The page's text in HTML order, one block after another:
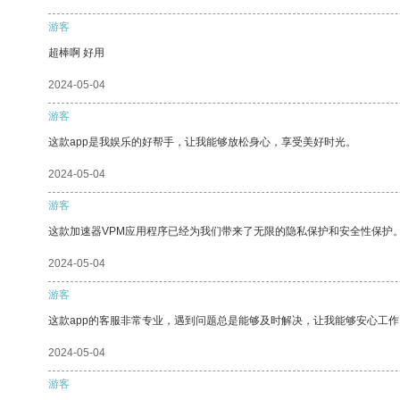
游客
超棒啊 好用
2024-05-04
游客
这款app是我娱乐的好帮手，让我能够放松身心，享受美好时光。
2024-05-04
游客
这款加速器VPM应用程序已经为我们带来了无限的隐私保护和安全性保护
2024-05-04
游客
这款app的客服非常专业，遇到问题总是能够及时解决，让我能够安心工
2024-05-04
游客